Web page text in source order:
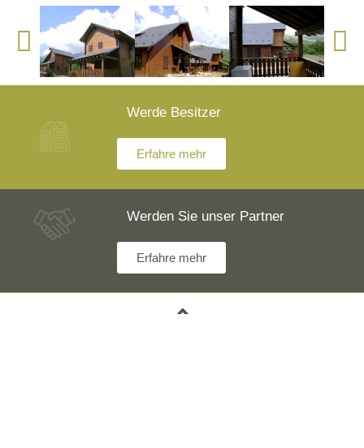
Werde Besitzer
Erfahre mehr
Werden Sie unser Partner
Erfahre mehr